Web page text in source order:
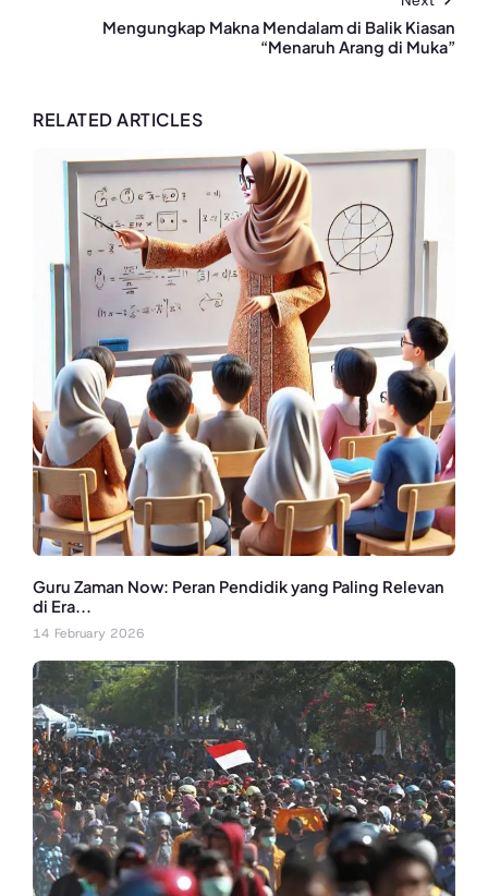
Mengungkap Makna Mendalam di Balik Kiasan
“Menaruh Arang di Muka”
RELATED ARTICLES
Guru Zaman Now: Peran Pendidik yang Paling Relevan
di Era...
14 February 2026